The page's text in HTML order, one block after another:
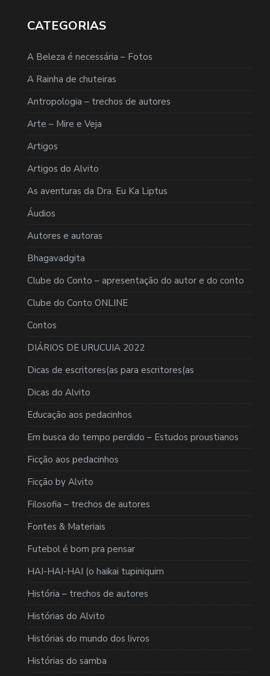
CATEGORIAS
A Beleza é necessária – Fotos
A Rainha de chuteiras
Antropologia – trechos de autores
Arte – Mire e Veja
Artigos
Artigos do Alvito
As aventuras da Dra. Eu Ka Liptus
Áudios
Autores e autoras
Bhagavadgita
Clube do Conto – apresentação do autor e do conto
Clube do Conto ONLINE
Contos
DIÁRIOS DE URUCUIA 2022
Dicas de escritores(as para escritores(as
Dicas do Alvito
Educação aos pedacinhos
Em busca do tempo perdido – Estudos proustianos
Ficção aos pedacinhos
Ficção by Alvito
Filosofia – trechos de autores
Fontes & Materiais
Futebol é bom pra pensar
HAI-HAI-HAI (o haikai tupiniquim
História – trechos de autores
Histórias do Alvito
Histórias do mundo dos livros
Histórias do samba